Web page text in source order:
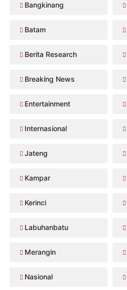
Bangkinang
Batam
Berita Research
Breaking News
Entertainment
Internasional
Jateng
Kampar
Kerinci
Labuhanbatu
Merangin
Nasional